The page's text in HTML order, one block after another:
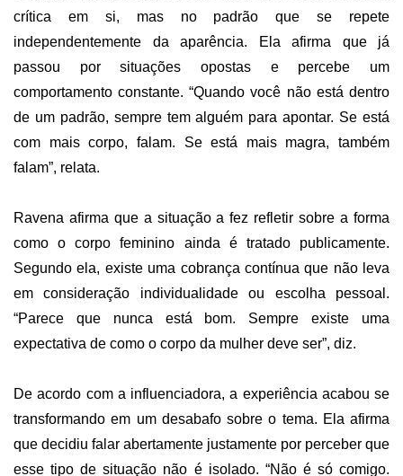
crítica em si, mas no padrão que se repete
independentemente da aparência. Ela afirma que já
passou por situações opostas e percebe um
comportamento constante. “Quando você não está dentro
de um padrão, sempre tem alguém para apontar. Se está
com mais corpo, falam. Se está mais magra, também
falam”, relata.
Ravena afirma que a situação a fez refletir sobre a forma
como o corpo feminino ainda é tratado publicamente.
Segundo ela, existe uma cobrança contínua que não leva
em consideração individualidade ou escolha pessoal.
“Parece que nunca está bom. Sempre existe uma
expectativa de como o corpo da mulher deve ser”, diz.
De acordo com a influenciadora, a experiência acabou se
transformando em um desabafo sobre o tema. Ela afirma
que decidiu falar abertamente justamente por perceber que
esse tipo de situação não é isolado. “Não é só comigo.